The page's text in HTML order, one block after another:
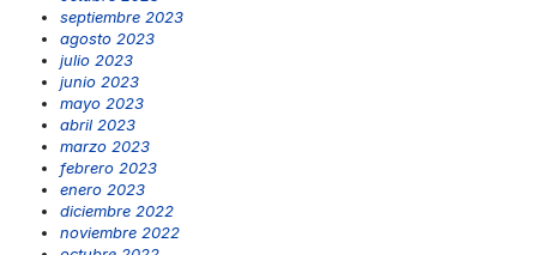
septiembre 2023
agosto 2023
julio 2023
junio 2023
mayo 2023
abril 2023
marzo 2023
febrero 2023
enero 2023
diciembre 2022
noviembre 2022